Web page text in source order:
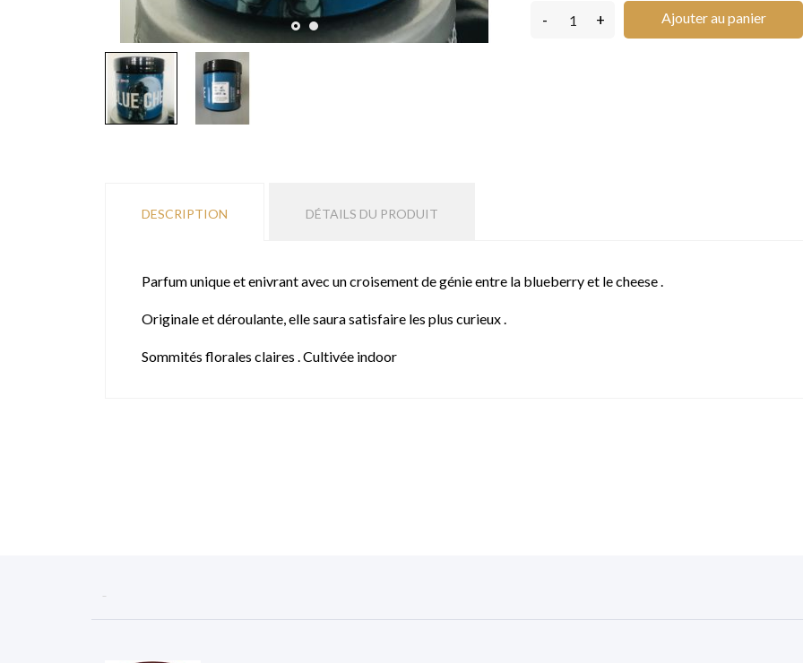
- + Ajouter au panier
DESCRIPTION DÉTAILS DU PRODUIT
Parfum unique et enivrant avec un croisement de génie entre la blueberry et le cheese .
Originale et déroulante, elle saura satisfaire les plus curieux .
Sommités florales claires . Cultivée indoor
